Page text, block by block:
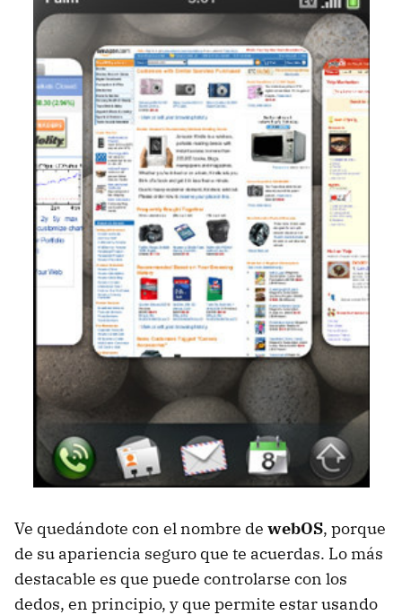
Ve quedándote con el nombre de webOS, porque
de su apariencia seguro que te acuerdas. Lo más
destacable es que puede controlarse con los
dedos, en principio, y que permite estar usando